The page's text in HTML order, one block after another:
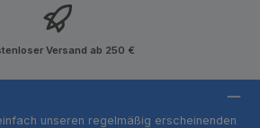
Versand ab 250 €
unseren regelmäßig erscheinenden